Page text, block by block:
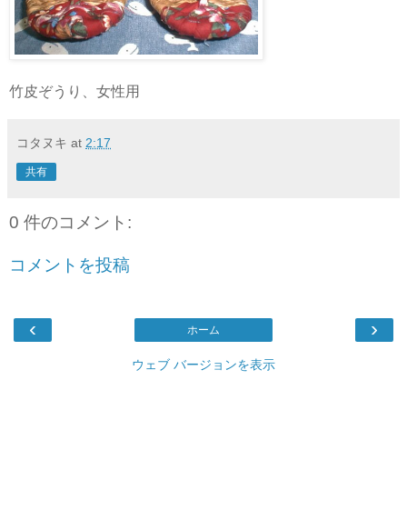
竹皮ぞうり、女性用
コタヌキ at 2:17
共有
0 件のコメント:
コメントを投稿
‹ ›
ホーム
ウェブ バージョンを表示